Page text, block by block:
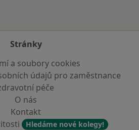
Stránky
a soubory cookies
údajů pro zaměstnance
péče
O nás
Kontakt
Hledáme nové kolegy!